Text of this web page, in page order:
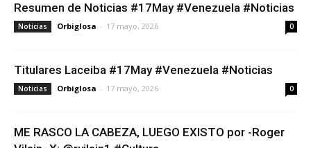
Resumen de Noticias #17May #Venezuela #Noticias
Noticias Orbiglosa - 17 mayo, 2026 0
Titulares Laceiba #17May #Venezuela #Noticias
Noticias Orbiglosa - 17 mayo, 2026 0
ME RASCO LA CABEZA, LUEGO EXISTO por -Roger